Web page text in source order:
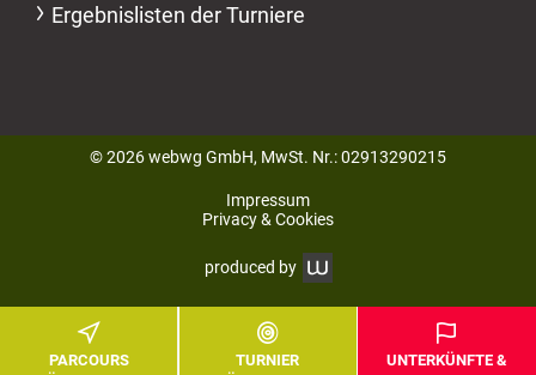
Ergebnislisten der Turniere
© 2026 webwg GmbH, MwSt. Nr.: 02913290215
Impressum
Privacy & Cookies
produced by
PARCOURS
TURNIER
UNTERKÜNFTE &